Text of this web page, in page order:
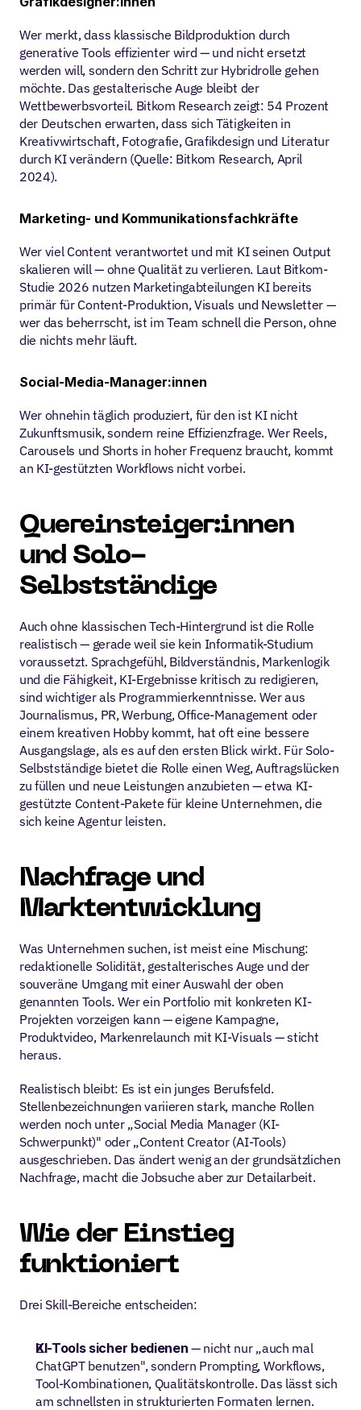
Wer merkt, dass klassische Bildproduktion durch
generative Tools effizienter wird — und nicht ersetzt
werden will, sondern den Schritt zur Hybridrolle gehen
möchte. Das gestalterische Auge bleibt der
Wettbewerbsvorteil. Bitkom Research zeigt: 54 Prozent
der Deutschen erwarten, dass sich Tätigkeiten in
Kreativwirtschaft, Fotografie, Grafikdesign und Literatur
durch KI verändern (Quelle: Bitkom Research, April
2024).
Marketing- und Kommunikationsfachkräfte
Wer viel Content verantwortet und mit KI seinen Output
skalieren will — ohne Qualität zu verlieren. Laut Bitkom-
Studie 2026 nutzen Marketingabteilungen KI bereits
primär für Content-Produktion, Visuals und Newsletter —
wer das beherrscht, ist im Team schnell die Person, ohne
die nichts mehr läuft.
Social-Media-Manager:innen
Wer ohnehin täglich produziert, für den ist KI nicht
Zukunftsmusik, sondern reine Effizienzfrage. Wer Reels,
Carousels und Shorts in hoher Frequenz braucht, kommt
an KI-gestützten Workflows nicht vorbei.
Quereinsteiger:innen
und Solo-
Selbstständige
Auch ohne klassischen Tech-Hintergrund ist die Rolle
realistisch — gerade weil sie kein Informatik-Studium
voraussetzt. Sprachgefühl, Bildverständnis, Markenlogik
und die Fähigkeit, KI-Ergebnisse kritisch zu redigieren,
sind wichtiger als Programmierkenntnisse. Wer aus
Journalismus, PR, Werbung, Office-Management oder
einem kreativen Hobby kommt, hat oft eine bessere
Ausgangslage, als es auf den ersten Blick wirkt. Für Solo-
Selbstständige bietet die Rolle einen Weg, Auftragslücken
zu füllen und neue Leistungen anzubieten — etwa KI-
gestützte Content-Pakete für kleine Unternehmen, die
sich keine Agentur leisten.
Nachfrage und
Marktentwicklung
Was Unternehmen suchen, ist meist eine Mischung:
redaktionelle Solidität, gestalterisches Auge und der
souveräne Umgang mit einer Auswahl der oben
genannten Tools. Wer ein Portfolio mit konkreten KI-
Projekten vorzeigen kann — eigene Kampagne,
Produktvideo, Markenrelaunch mit KI-Visuals — sticht
heraus.
Realistisch bleibt: Es ist ein junges Berufsfeld.
Stellenbezeichnungen variieren stark, manche Rollen
werden noch unter „Social Media Manager (KI-
Schwerpunkt)" oder „Content Creator (AI-Tools)
ausgeschrieben. Das ändert wenig an der grundsätzlichen
Nachfrage, macht die Jobsuche aber zur Detailarbeit.
Wie der Einstieg
funktioniert
Drei Skill-Bereiche entscheiden:
KI-Tools sicher bedienen — nicht nur „auch mal
ChatGPT benutzen", sondern Prompting, Workflows,
Tool-Kombinationen, Qualitätskontrolle. Das lässt sich
am schnellsten in strukturierten Formaten lernen.